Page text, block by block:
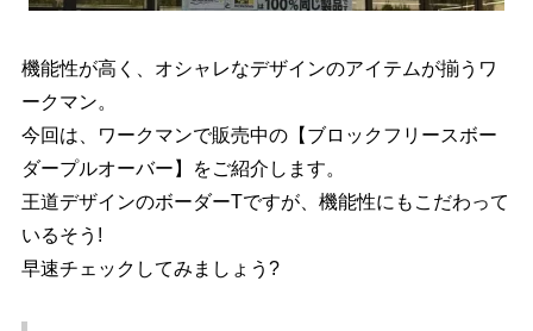
機能性が高く、オシャレなデザインのアイテムが揃うワ
ークマン。
今回は、ワークマンで販売中の【ブロックフリースボー
ダープルオーバー】をご紹介します。
王道デザインのボーダーTですが、機能性にもこだわって
いるそう!
早速チェックしてみましょう?